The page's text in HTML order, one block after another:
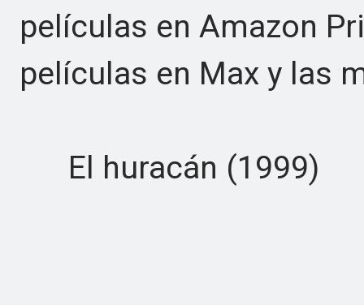
películas en Amazon
películas en Max y las
El huracán (1999)